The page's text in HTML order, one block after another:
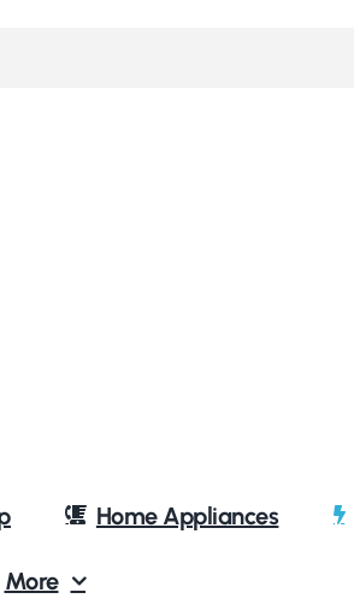
Home Appliances
More